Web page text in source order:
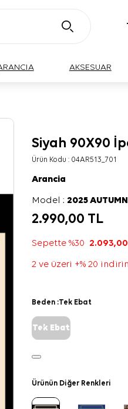
AKSESUAR
Siyah 90X90
Ürün Kodu : 04AR513_701
Arancia
Model :2025
2.990,00 TL
Sepette %30 2.093,00
2 ve üzeri +% 20
Beden :Tek Ebat
Tek Ebat
Ürünün Diğer Renkleri